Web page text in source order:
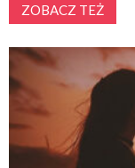
ZOBACZ TEŻ